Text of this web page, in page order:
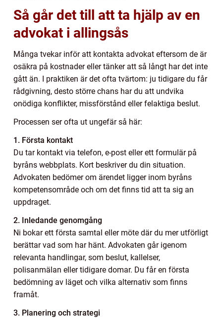
Så går det till att ta hjälp av en
advokat i allingsås
Många tvekar inför att kontakta advokat eftersom de är
osäkra på kostnader eller tänker att så långt har det inte
gått än. I praktiken är det ofta tvärtom: ju tidigare du får
rådgivning, desto större chans har du att undvika
onödiga konflikter, missförstånd eller felaktiga beslut.
Processen ser ofta ut ungefär så här:
1. Första kontakt
Du tar kontakt via telefon, e-post eller ett formulär på
byråns webbplats. Kort beskriver du din situation.
Advokaten bedömer om ärendet ligger inom byråns
kompetensområde och om det finns tid att ta sig an
uppdraget.
2. Inledande genomgång
Ni bokar ett första samtal eller möte där du mer utförligt
berättar vad som har hänt. Advokaten går igenom
relevanta handlingar, som beslut, kallelser,
polisanmälan eller tidigare domar. Du får en första
bedömning av läget och vilka alternativ som finns
framåt.
3. Planering och strategi